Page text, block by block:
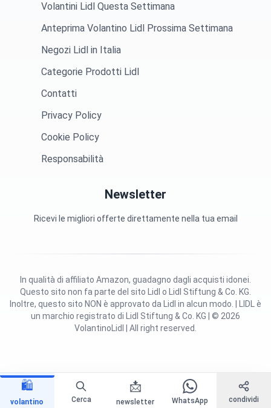
🛍️
volantino Cerca
📩
newsletter WhatsApp condividi
Volantini Lidl Questa Settimana
Anteprima Volantino Lidl Prossima Settimana
Negozi Lidl in Italia
Categorie Prodotti Lidl
Contatti
Privacy Policy
Cookie Policy
Responsabilità
Newsletter
Ricevi le migliori offerte direttamente nella tua email
Questo sito non fa parte del sito Lidl o Lidl Stiftung & Co. KG.
Inoltre, questo sito NON è approvato da Lidl in alcun modo. | LIDL è
un marchio registrato di Lidl Stiftung & Co. KG | © 2026
VolantinoLidl | All right reserved.
In qualità di affiliato Amazon, guadagno dagli acquisti idonei.